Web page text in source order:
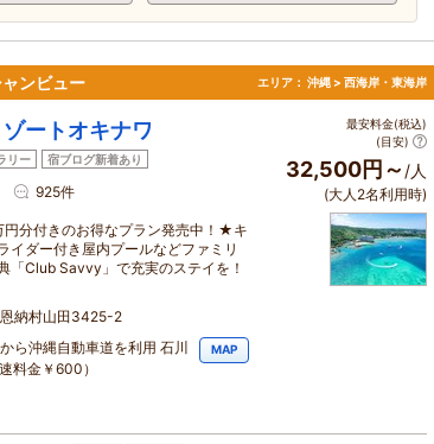
ンビュー エリア： 沖縄 > 西海岸・東海岸
ートオキナワ
リー 宿ブログ新着あり
925件
分付きのお得なプラン発売中！★キ
イダー付き屋内プールなどファミリ
「Club Savvy」で充実のステイを！
納村山田3425-2
ら沖縄自動車道を利用 石川
料金￥600）
MAP
最安料金(税込)
(目安)
32,500円～ /人
(大人2名利用時)